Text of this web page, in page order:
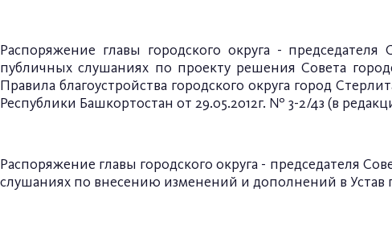
Распоряжение главы городского округа -
публичных слушаниях по проекту решения Совета
Правила благоустройства городского округа город
Республики Башкортостан от 29.05.2012г. № 3-2/4з (в
Распоряжение главы городского округа - председателя
слушаниях по внесению изменений и дополнений в Устав